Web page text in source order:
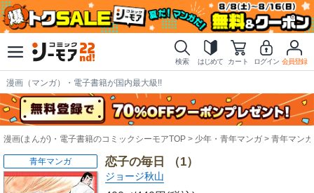
検索 はじめて カート ログイン 会員登録
漫画（マンガ）・電子書籍が国内最大級!!
漫画(まんが)・電子書籍のコミックシーモアTOP 少年・青年マンガ 青年マンガ
恋子の毎日 （1）
ジョージ秋山
青年マンガ